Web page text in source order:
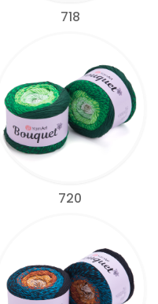
718
720